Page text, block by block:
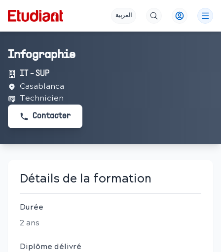
العربية
Infographie
IT - SUP
Casablanca
Technicien
Contacter
Détails de la formation
Durée
2 ans
Diplôme délivré